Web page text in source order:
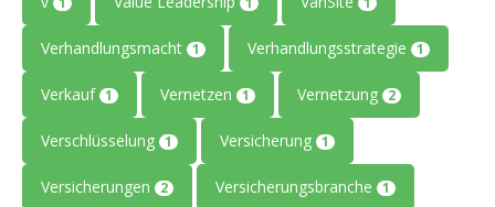
Verhandlungsmacht 1 Verhandlungsstrategie 1
Verkauf 1 Vernetzen 1 Vernetzung 2
Verschlüsselung 1 Versicherung 1
Versicherungen 2 Versicherungsbranche 1